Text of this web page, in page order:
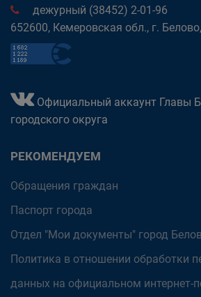
дежурный (38452) 2-01-96
652600, Кемеровская обл., г.
Официальный аккаунт Главы
городского округа
РЕКОМЕНДУЕМ
Обращения граждан
Паспорт города
Отдел "Мои документы" город
Политика в отношении обработки
данных на официальном интернет-